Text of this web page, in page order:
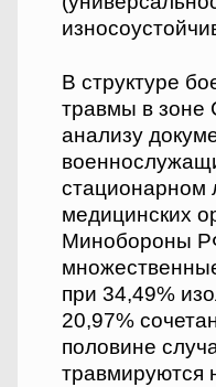
В структуре
травмы в зоне
анализу
стационарном
медицинских
Минобороны
при 34,49%
20,97%
половине
травмируются